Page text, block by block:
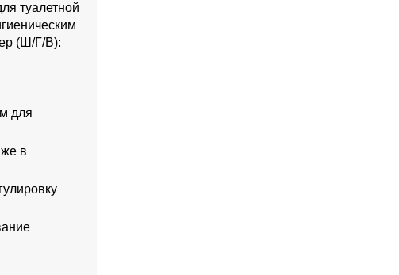
туалетной
(Ш/Г/В):
для
в